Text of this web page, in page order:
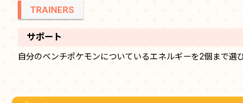
TRAINERS
サポート
自分のベンチポケモンについているエネルギーを2個まで選